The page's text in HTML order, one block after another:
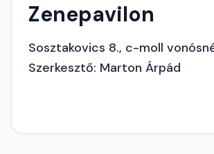
Zenepavilon
Sosztakovics 8., c-moll
Szerkesztő: Marton Árpád